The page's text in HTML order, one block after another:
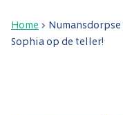
Home > Numansdorpse
Sophia op de teller!